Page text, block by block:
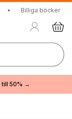
• Billiga böcker
till 50% →